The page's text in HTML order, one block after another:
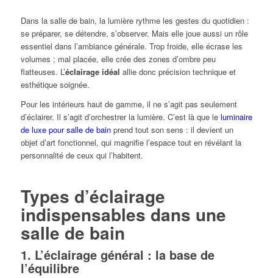
Dans la salle de bain, la lumière rythme les gestes du quotidien :
se préparer, se détendre, s’observer. Mais elle joue aussi un rôle
essentiel dans l’ambiance générale. Trop froide, elle écrase les
volumes ; mal placée, elle crée des zones d’ombre peu
flatteuses. L’éclairage idéal allie donc précision technique et
esthétique soignée.
Pour les intérieurs haut de gamme, il ne s’agit pas seulement
d’éclairer. Il s’agit d’orchestrer la lumière. C’est là que le luminaire
de luxe pour salle de bainprend tout son sens : il devient un
objet d’art fonctionnel, qui magnifie l’espace tout en révélant la
personnalité de ceux qui l’habitent.
Types d’éclairage
indispensables dans une
salle de bain
1. L’éclairage général : la base de
l’équilibre